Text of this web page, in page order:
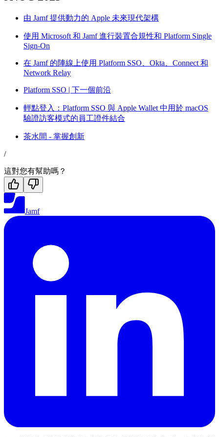
由 Jamf 提供動力的 Apple 未來現代架構
使用 Microsoft 和 Jamf 進行裝置合規性和 Platform Single
Sign-On
在 Jamf 的陣線上使用 Platform SSO、Okta、Connect 和
Network Relay
Platform SSO | 下一個前沿
輕點登入：Platform SSO 與 Apple Wallet 中用於 macOS
驗證訪客模式的員工證件結合
茶水間 - 掌握創新
/
這對您有幫助嗎？
Jamf